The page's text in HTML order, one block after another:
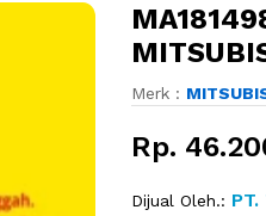
Merk :
Rp.
Dijual Oleh.: